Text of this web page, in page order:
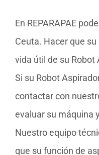
En REPARAPAE
Ceuta. Hacer que
vida útil de su Robot
Si su Robot
contactar con
evaluar su máquina
Nuestro equipo
que su función de